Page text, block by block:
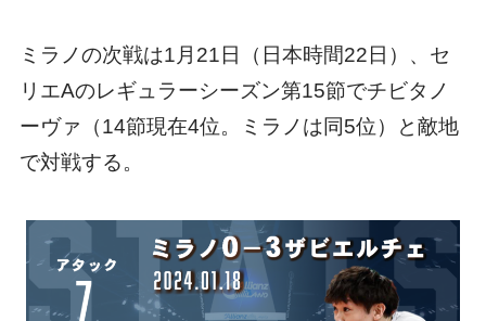
ミラノの次戦は1月21日（日本時間22日）、セ
リエAのレギュラーシーズン第15節でチビタノ
ーヴァ（14節現在4位。ミラノは同5位）と敵地
で対戦する。